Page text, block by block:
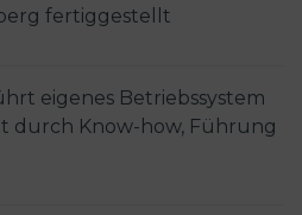
fertiggestellt
eigenes Betriebssystem
durch Know-how, Führung